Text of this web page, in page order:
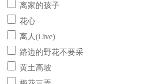
离家的孩子
花心
离人(Live)
路边的野花不要采
黄土高坡